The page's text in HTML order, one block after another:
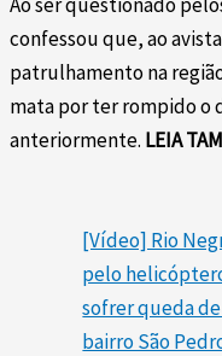
confessou que, ao
patrulhamento na
mata por ter rompido o
anteriormente. LEIA
[Vídeo] Rio
pelo
sofrer queda
bairro São